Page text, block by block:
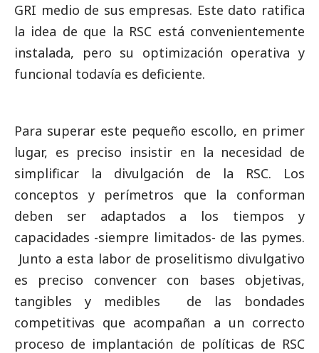
GRI medio de sus empresas. Este dato ratifica
la idea de que la RSC está convenientemente
instalada, pero su optimización operativa y
funcional todavía es deficiente.
Para superar este pequeño escollo, en primer
lugar, es preciso insistir en la necesidad de
simplificar la divulgación de la RSC. Los
conceptos y perímetros que la conforman
deben ser adaptados a los tiempos y
capacidades -siempre limitados- de las pymes.
Junto a esta labor de proselitismo divulgativo
es preciso convencer con bases objetivas,
tangibles y medibles de las bondades
competitivas que acompañan a un correcto
proceso de implantación de políticas de RSC